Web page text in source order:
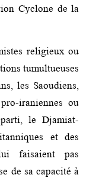
Cyclone de la
religieux ou
tumultueuses
les Saoudiens,
iraniennes ou
le Djamiat-
et des
faisaient pas
de sa capacité à